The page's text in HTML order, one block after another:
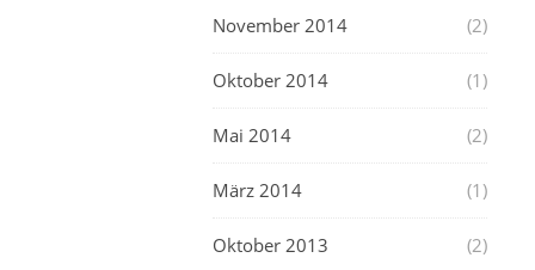
November 2014 (2)
Oktober 2014 (1)
Mai 2014 (2)
März 2014 (1)
Oktober 2013 (2)